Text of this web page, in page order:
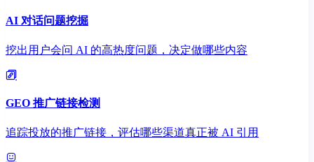
AI 对话问题挖掘
挖出用户会问 AI 的高热度问题，决定做哪些内容
GEO 推广链接检测
追踪投放的推广链接，评估哪些渠道真正被 AI 引用